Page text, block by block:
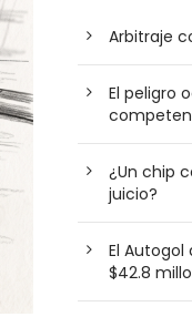
Arbitraje
El peligro
¿Un chip
juicio?
El
$42.8